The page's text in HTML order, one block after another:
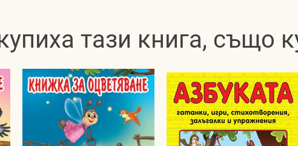
тази книга, също